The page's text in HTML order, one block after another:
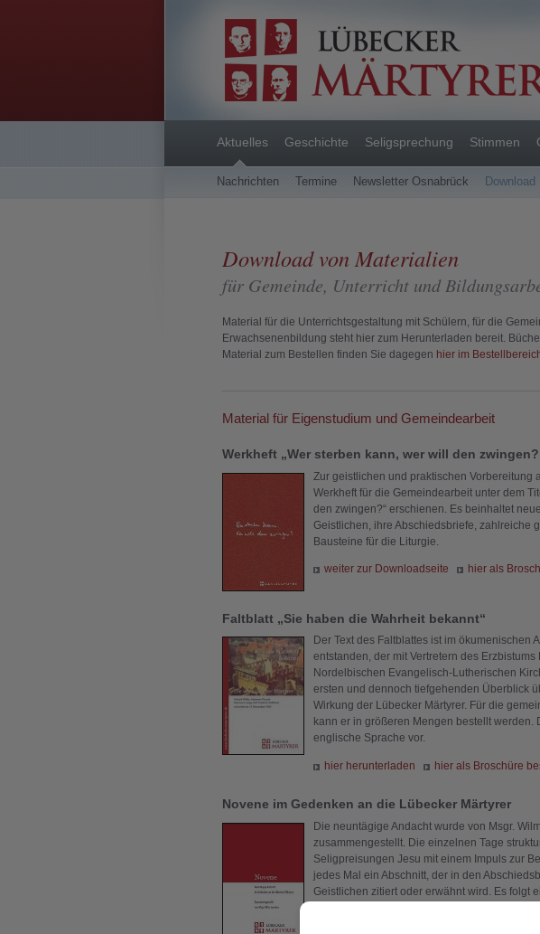
Aktuelles
Nachrichten Termine Newsletter Osnabrück Download
Geschichte Seligsprechung Stimmen
Download von Materialien
für Gemeinde, Unterricht und
Material für die Unterrichtsgestaltung mit Schülern, für die
Erwachsenenbildung steht hier zum Herunterladen bereit.
Material zum Bestellen finden Sie dagegen hier im
Material für Eigenstudium und Gemeindearbeit
Werkheft „Wer sterben kann, wer will den
Zur geistlichen und praktischen Vorbereitung
Werkheft für die Gemeindearbeit unter dem
den zwingen?“ erschienen. Es beinhaltet
Geistlichen, ihre Abschiedsbriefe, zahlreiche
Bausteine für die Liturgie.
weiter zur Downloadseite hier als
Faltblatt „Sie haben die Wahrheit bekannt“
Der Text des Faltblattes ist im ökumenischen
entstanden, der mit Vertretern des
Nordelbischen Evangelisch-Lutherischen
ersten und dennoch tiefgehenden Überblick
Wirkung der Lübecker Märtyrer. Für die
kann er in größeren Mengen bestellt werden.
englische Sprache vor.
hier herunterladen hier als Broschüre
Novene im Gedenken an die Lübecker Märtyrer
Die neuntägige Andacht wurde von Msgr.
zusammengestellt. Die einzelnen Tage
Seligpreisungen Jesu mit einem Impuls zur
jedes Mal ein Abschnitt, der in den
Geistlichen zitiert oder erwähnt wird. Es folgt